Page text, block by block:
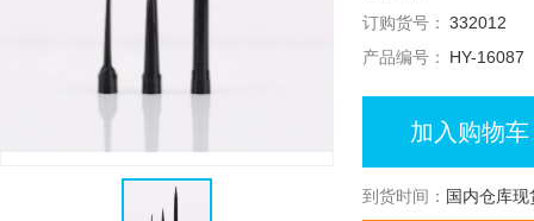
订购货号： 332012
产品编号：
HY-16087
加入购物车
到货时间： 国内仓库